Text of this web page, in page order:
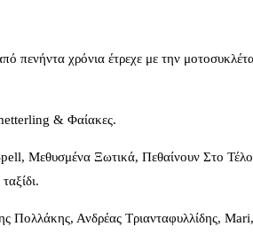
πενήντα χρόνια έτρεχε με την
& Φαίακες.
Μεθυσμένα Ξωτικά, Πεθαίνουν Στο
Πολλάκης, Ανδρέας Τριανταφυλλίδης,